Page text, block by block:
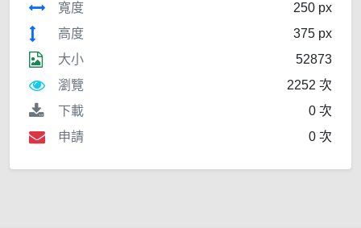
寬度
250 px
高度
375 px
大小
52873
瀏覽
2252 次
下載
0 次
申請
0 次